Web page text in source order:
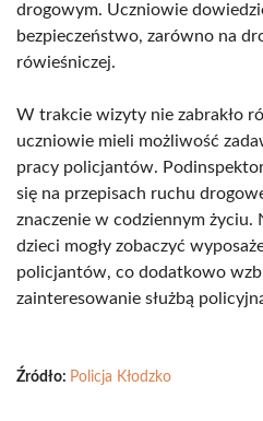
drogowym. Uczniowie
bezpieczeństwo, zarówno na
rówieśniczej.
W trakcie wizyty nie zabrakło
uczniowie mieli możliwość
pracy policjantów.
się na przepisach ruchu
znaczenie w codziennym życiu.
dzieci mogły zobaczyć
policjantów, co dodatkowo
zainteresowanie służbą
Źródło: Policja Kłodzko